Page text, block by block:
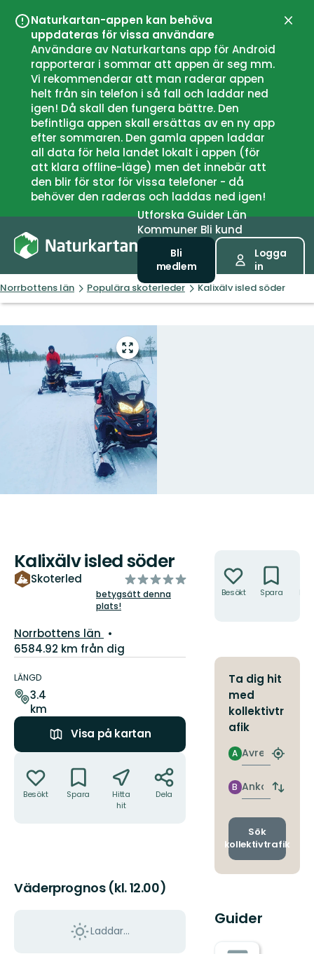
Naturkartan-appen kan behöva
uppdateras för vissa användare
Användare av Naturkartans app för Android
rapporterar i sommar att appen är seg mm.
Vi rekommenderar att man raderar appen
helt från sin telefon i så fall och laddar ned
igen! Då skall den fungera bättre. Den
befintliga appen skall ersättas av en ny app
efter sommaren. Den gamla appen laddar
all data för hela landet lokalt i appen (för
att klara offline-läge) men det innebär att
den blir för stor för vissa telefoner - då
behöver den raderas och laddas ned igen!
UtforskaGuiderLän
Kommuner Bli kund
Bli
medlem
Logga
in
Norrbottens län Populära skoterleder Kalixälv isled söder
Gå
till
helskärmsläge
Kalixälv isled söder
Skoterled
av
5
betygsätt denna
plats!
Län:
Norrbottens län
6584.92 km från dig
Information
om
leden
LÄNGD
3.4
km
Visa på kartan
Besökt Spara
Hitta
hit
Dela
Väderprognos (kl. 12.00)
Laddar...
Besökt Spara
Ta dig hit
med
kollektivtr
afik
Avresa
A
Hitta
Ankomst
B
Byt
och
Sök
kollektivtrafik
Guider